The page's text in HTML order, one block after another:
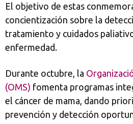
El objetivo de estas
concientización sobre la
tratamiento y cuidados
enfermedad.
Durante octubre, la
(OMS) fomenta programas
el cáncer de mama, dando
prevención y detección